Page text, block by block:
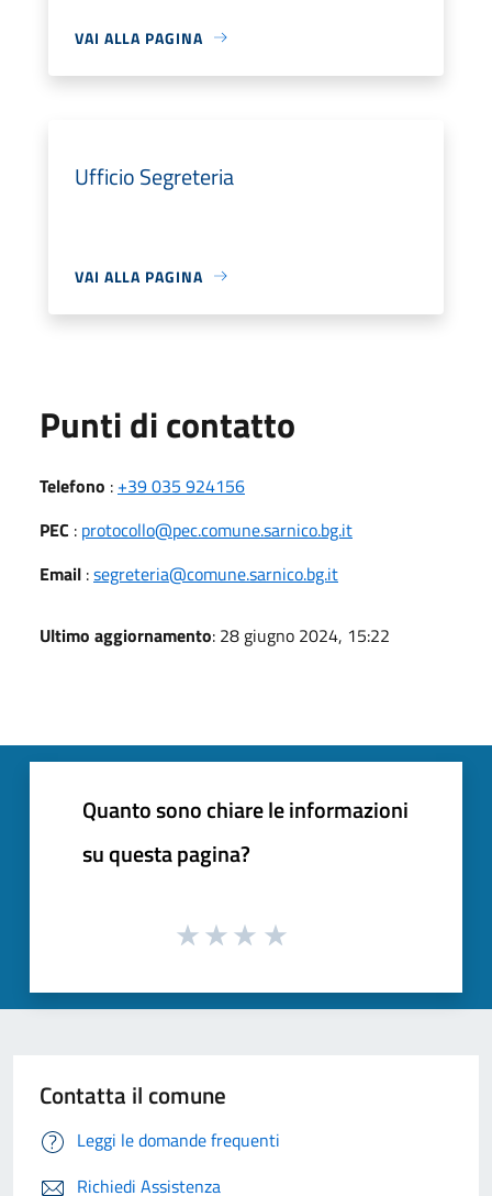
VAI ALLA PAGINA
Ufficio Segreteria
VAI ALLA PAGINA
Punti di contatto
Telefono : +39 035 924156
PEC : protocollo@pec.comune.sarnico.bg.it
Email :segreteria@comune.sarnico.bg.it
Ultimo aggiornamento: 28 giugno 2024, 15:22
Quanto sono chiare le informazioni
su questa pagina?
Contatta il comune
Leggi le domande frequenti
Richiedi Assistenza